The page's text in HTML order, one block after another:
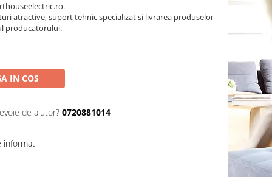
atractive, suport tehnic specializat si livrarea produselor
producatorului.
IN COS
de ajutor? 0720881014
informatii